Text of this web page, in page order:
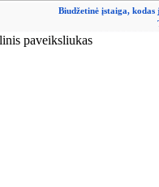
Biudžetinė įstaiga,